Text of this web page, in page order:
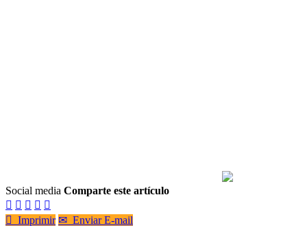
Social media Comparte este artículo
    
 Imprimir ✉ Enviar E-mail